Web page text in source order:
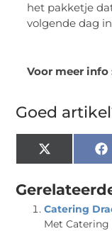
het pakketje
volgende dag
Voor meer info
Goed
X
(Twitter)
Catering
Met